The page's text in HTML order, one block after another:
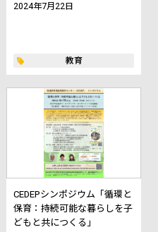
2024年7月22日
教育
CEDEPシンポジウム「循環と
保育：持続可能な暮らしを子
どもと共につくる」